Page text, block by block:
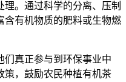
。通过科学的分离、压制
含有机物质的肥料或生物燃
们真正参与到环保事业中
策，鼓励农民种植有机茶